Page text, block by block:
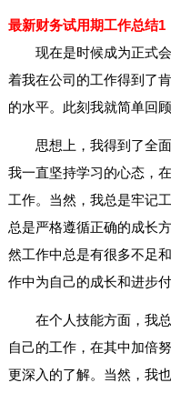
最新财务试用期工作总结1
现在是时候成为正式
着我在公司的工作得到了
的水平。此刻我就简单回
思想上，我得到了全
我一直坚持学习的心态，
工作。当然，我总是牢记
总是严格遵循正确的成长
然工作中总是有很多不足
作中为自己的成长和进步
在个人技能方面，我
自己的工作，在其中加倍
更深入的了解。当然，我